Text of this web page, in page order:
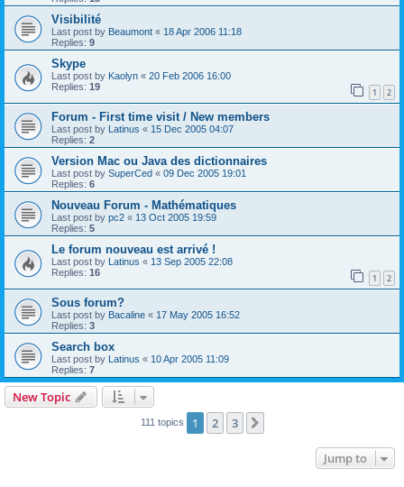
Visibilité
Last post by Beaumont « 18 Apr 2006 11:18
Replies: 9
Skype
Last post by Kaolyn « 20 Feb 2006 16:00
Replies: 19 1 2
Forum - First time visit / New members
Last post by Latinus « 15 Dec 2005 04:07
Replies: 2
Version Mac ou Java des dictionnaires
Last post by SuperCed « 09 Dec 2005 19:01
Replies: 6
Nouveau Forum - Mathématiques
Last post by pc2 « 13 Oct 2005 19:59
Replies: 5
Le forum nouveau est arrivé !
Last post by Latinus « 13 Sep 2005 22:08
Replies: 16 1 2
Sous forum?
Last post by Bacaline « 17 May 2005 16:52
Replies: 3
Search box
Last post by Latinus « 10 Apr 2005 11:09
Replies: 7
New Topic
111 topics 1 2 3
Jump to